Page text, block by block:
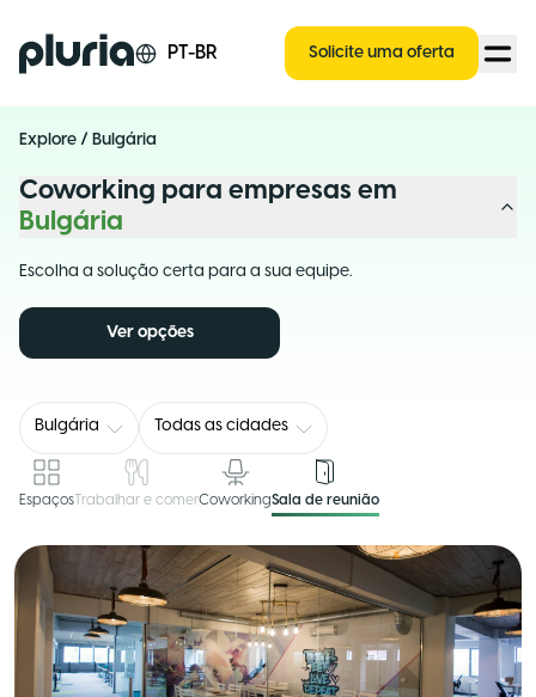
Logo Pluria PT-BR Solicite uma oferta
Explore / Bulgária
Coworking para empresas em
Bulgária
Escolha a solução certa para a sua equipe.
Ver opções
Bulgária Todas as cidades
EspaçosTrabalhar e comerCoworkingSala de reunião